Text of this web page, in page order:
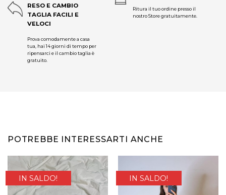
RESO E CAMBIO
TAGLIA FACILI E
VELOCI
Prova comodamente a casa
tua, hai 14 giorni di tempo per
ripensarci e il cambio taglia è
gratuito.
Ritura il tuo ordine presso il
nostro Store gratuitamente.
POTREBBE INTERESSARTI ANCHE
IN SALDO! IN SALDO!